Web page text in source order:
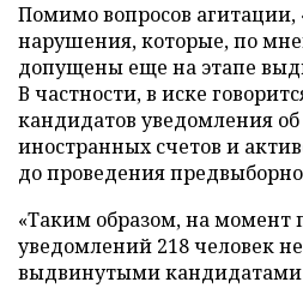
Помимо вопросов агитации,
нарушения, которые, по
допущены еще на этапе
В частности, в иске
кандидатов уведомления об
иностранных счетов и
до проведения
«Таким образом, на момент
уведомлений 218 человек
выдвинутыми кандидатами